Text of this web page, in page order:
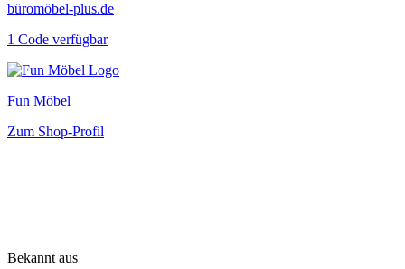
büromöbel-plus.de
1 Code verfügbar
Fun Möbel
Zum Shop-Profil
Bekannt aus